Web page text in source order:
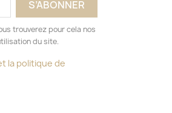
trouverez pour cela nos
du site.
la politique de